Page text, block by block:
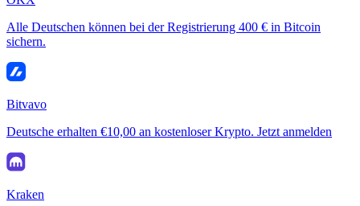
Alle Deutschen können bei der Registrierung 400 € in Bitcoin
sichern.
Bitvavo
Deutsche erhalten €10,00 an kostenloser Krypto. Jetzt anmelden
Kraken